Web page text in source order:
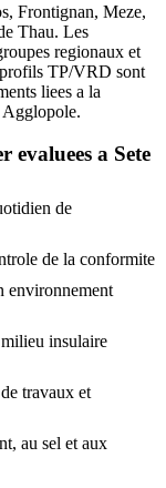
Frontignan, Meze,
Thau. Les
regionaux et
TP/VRD sont
liees a la
Agglopole.
evaluees a Sete
de
de la conformite
environnement
insulaire
travaux et
au sel et aux